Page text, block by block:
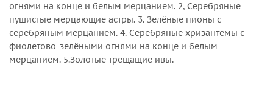
огнями на конце и белым мерцанием. 2, Серебряные
пушистые мерцающие астры. 3. Зелёные пионы с
серебряным мерцанием. 4. Серебряные хризантемы с
фиолетово-зелёными огнями на конце и белым
мерцанием. 5.Золотые трещащие ивы.